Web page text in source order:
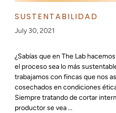
SUSTENTABILIDAD
July 30, 2021
¿Sabías que en The Lab
el proceso sea lo más
trabajamos con fincas que nos
cosechados en condiciones
Siempre tratando de cortar
productor se vea ...